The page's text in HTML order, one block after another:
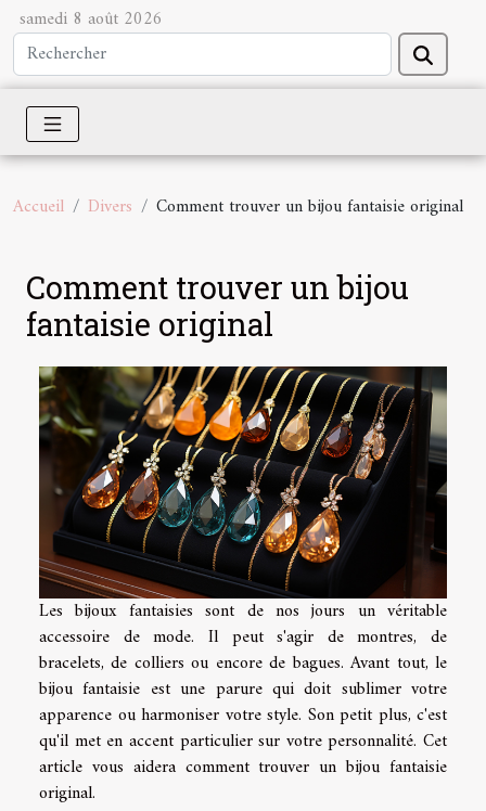
samedi 8 août 2026
Accueil Divers Comment trouver un bijou fantaisie original
Comment trouver un bijou
fantaisie original
Les bijoux fantaisies sont de nos jours un véritable
accessoire de mode. Il peut s'agir de montres, de
bracelets, de colliers ou encore de bagues. Avant tout, le
bijou fantaisie est une parure qui doit sublimer votre
apparence ou harmoniser votre style. Son petit plus, c'est
qu'il met en accent particulier sur votre personnalité. Cet
article vous aidera comment trouver un bijou fantaisie
original.